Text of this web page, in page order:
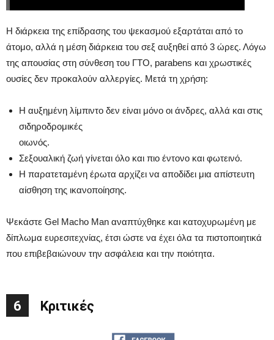
Η διάρκεια της επίδρασης του ψεκασμού εξαρτάται από το
άτομο, αλλά η μέση διάρκεια του σεξ αυξηθεί από 3 ώρες. Λόγω
της απουσίας στη σύνθεση του ΓΤΟ, parabens και χρωστικές
ουσίες δεν προκαλούν αλλεργίες. Μετά τη χρήση:
Η αυξημένη λίμπιντο δεν είναι μόνο οι άνδρες, αλλά και στις
σιδηροδρομικές
οιωνός.
Σεξουαλική ζωή γίνεται όλο και πιο έντονο και φωτεινό.
Η παρατεταμένη έρωτα αρχίζει να αποδίδει μια απίστευτη
αίσθηση της ικανοποίησης.
Ψεκάστε Gel Macho Man αναπτύχθηκε και κατοχυρωμένη με
δίπλωμα ευρεσιτεχνίας, έτσι ώστε να έχει όλα τα πιστοποιητικά
που επιβεβαιώνουν την ασφάλεια και την ποιότητα.
6 Κριτικές